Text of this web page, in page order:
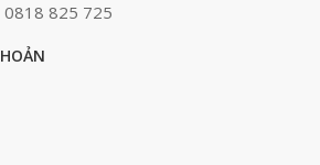
0818 825 725